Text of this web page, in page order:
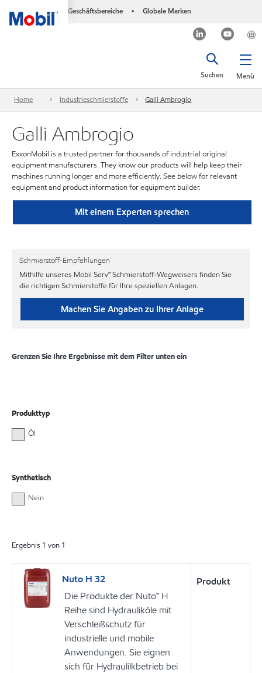
Geschäftsbereiche • Globale Marken
Menü
Suchen
Home Industrieschmierstoffe Galli Ambrogio
Galli Ambrogio
ExxonMobil is a trusted partner for thousands of industrial original
equipment manufacturers. They know our products will help keep their
machines running longer and more efficiently. See below for relevant
equipment and product information for equipment builder.
Mit einem Experten sprechen
Schmierstoff-Empfehlungen
Mithilfe unseres Mobil Serv℠ Schmierstoff-Wegweisers finden Sie
die richtigen Schmierstoffe für Ihre speziellen Anlagen.
Machen Sie Angaben zu Ihrer Anlage
Grenzen Sie Ihre Ergebnisse mit dem Filter unten ein
Produkttyp
Öl
Synthetisch
Nein
Ergebnis 1 von 1
Nuto H 32
Die Produkte der Nuto™ H
Reihe sind Hydrauliköle mit
Verschleißschutz für
industrielle und mobile
Anwendungen. Sie eignen
sich für Hydraulilkbetrieb bei
Produkt